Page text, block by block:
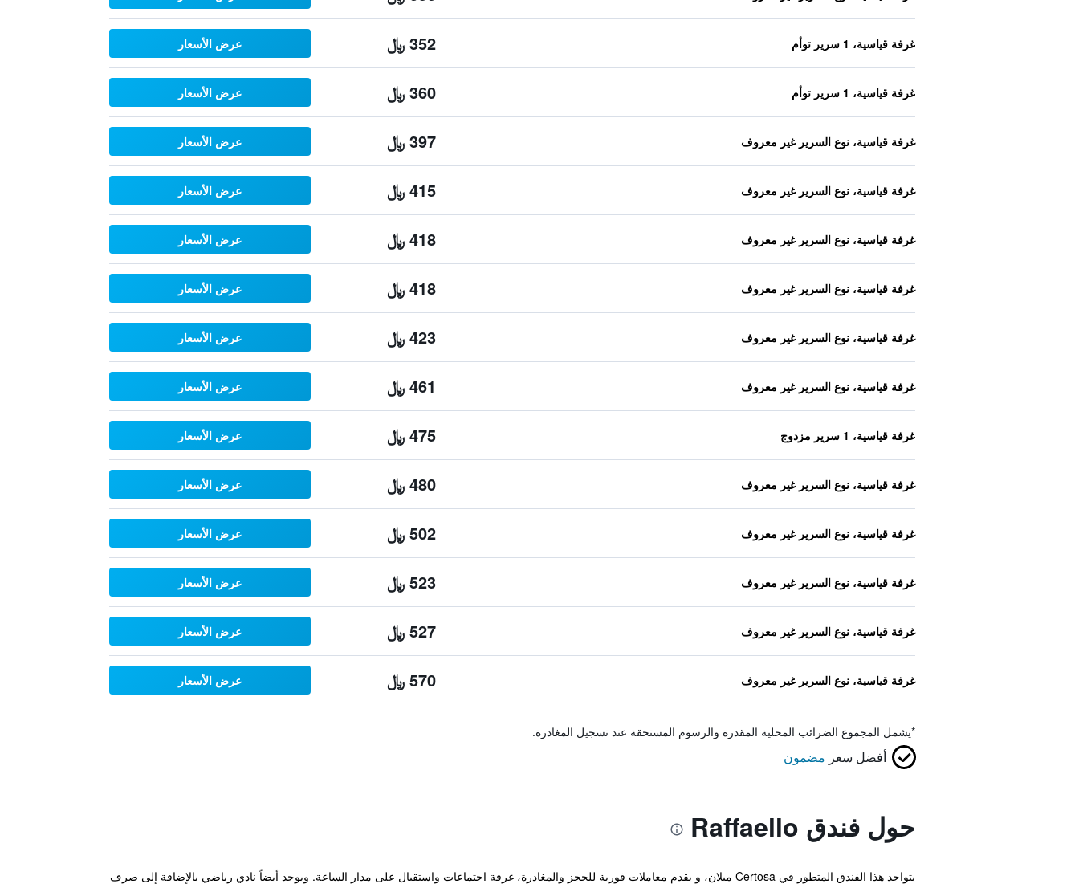
غرفة قياسية، 1 سرير توأم 352 ﷼ عرض الأسعار
غرفة قياسية، 1 سرير توأم 360 ﷼ عرض الأسعار
غرفة قياسية، نوع السرير غير معروف 397 ﷼ عرض الأسعار
غرفة قياسية، نوع السرير غير معروف 415 ﷼ عرض الأسعار
غرفة قياسية، نوع السرير غير معروف 418 ﷼ عرض الأسعار
غرفة قياسية، نوع السرير غير معروف 418 ﷼ عرض الأسعار
غرفة قياسية، نوع السرير غير معروف 423 ﷼ عرض الأسعار
غرفة قياسية، نوع السرير غير معروف 461 ﷼ عرض الأسعار
غرفة قياسية، 1 سرير مزدوج 475 ﷼ عرض الأسعار
غرفة قياسية، نوع السرير غير معروف 480 ﷼ عرض الأسعار
غرفة قياسية، نوع السرير غير معروف 502 ﷼ عرض الأسعار
غرفة قياسية، نوع السرير غير معروف 523 ﷼ عرض الأسعار
غرفة قياسية، نوع السرير غير معروف 527 ﷼ عرض الأسعار
غرفة قياسية، نوع السرير غير معروف 570 ﷼ عرض الأسعار
*يشمل المجموع الضرائب المحلية المقدرة والرسوم المستحقة عند تسجيل المغادرة.
أفضل سعر مضمون
حول فندق Raffaello
يتواجد هذا الفندق المتطور في Certosa ميلان، و يقدم معاملات فورية للحجز والمغادرة، غرفة اجتماعات واستقبال على مدار الساعة. ويوجد أيضاً نادي رياضي بالإضافة إلى صرف